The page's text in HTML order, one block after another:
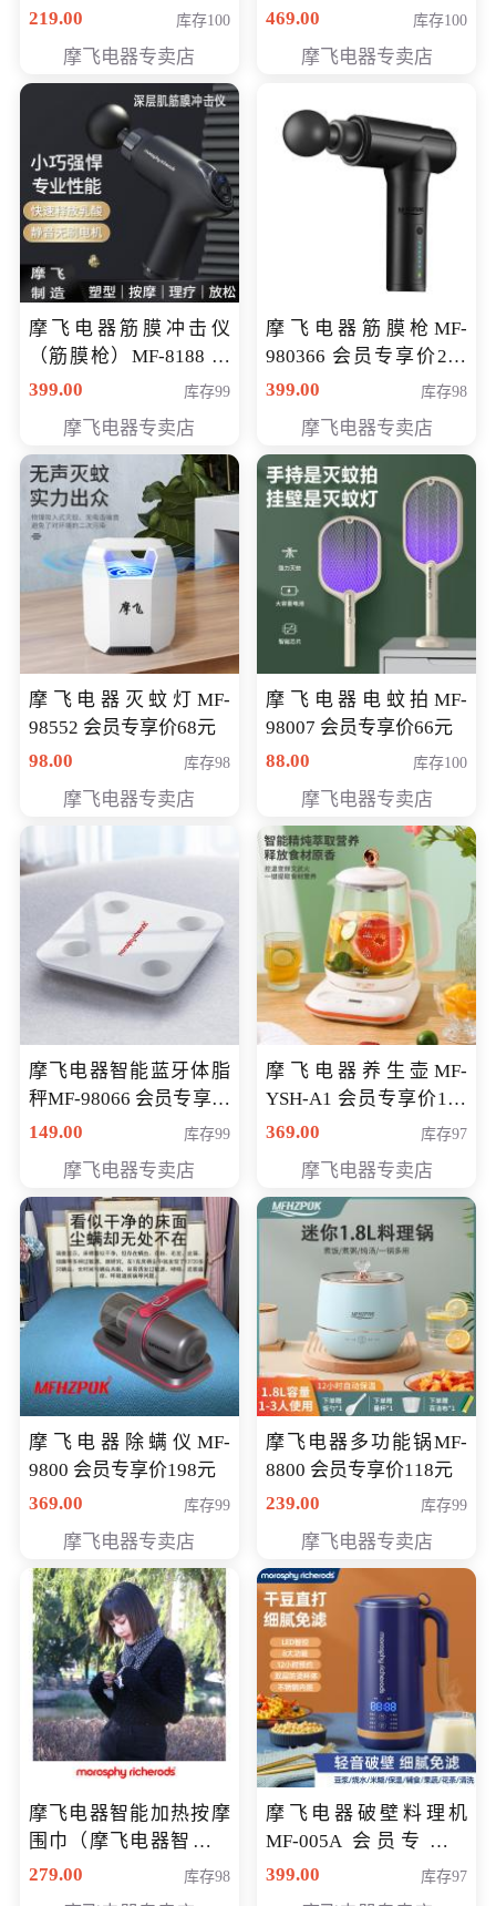
元
219.00 库存100
摩飞电器专卖店
MF-HG30 ） 会员专享价
469.00 库存100
摩飞电器专卖店
摩飞电器筋膜冲击仪
（筋膜枪）MF-8188 会
员专享价268元
399.00 库存99
摩飞电器专卖店
摩飞电器筋膜枪MF-
980366 会员专享价299
元
399.00 库存98
摩飞电器专卖店
摩飞电器灭蚊灯MF-
98552 会员专享价68元
98.00
库存98
摩飞电器专卖店
摩飞电器电蚊拍MF-
98007 会员专享价66元
88.00
库存100
摩飞电器专卖店
摩飞电器智能蓝牙体脂
秤MF-98066 会员专享价
98元
149.00 库存99
摩飞电器专卖店
摩飞电器养生壶MF-
YSH-A1 会员专享价198
元
369.00 库存97
摩飞电器专卖店
摩飞电器除螨仪MF-
9800 会员专享价198元
369.00
库存99
摩飞电器专卖店
摩飞电器多功能锅MF-
8800 会员专享价118元
239.00
库存99
摩飞电器专卖店
摩飞电器智能加热按摩
围巾（摩飞电器智能加
热按摩围脖） 会员专享
279.00 库存98
摩飞电器破壁料理机
MF-005A 会员专享价
198元
399.00 库存97